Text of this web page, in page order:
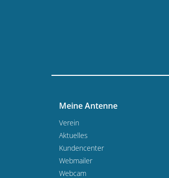
Meine Antenne
Verein
Aktuelles
Kundencenter
Webmailer
Webcam